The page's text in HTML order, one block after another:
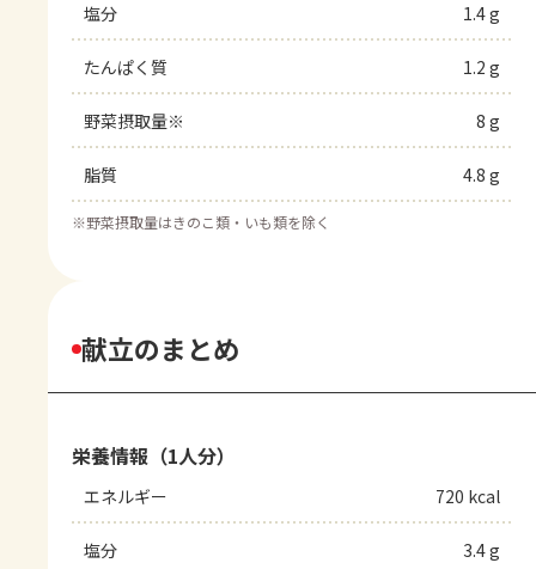
塩分 1.4 g
たんぱく質 1.2 g
野菜摂取量※ 8 g
脂質 4.8 g
※野菜摂取量はきのこ類・いも類を除く
献立のまとめ
栄養情報（1人分）
エネルギー 720 kcal
塩分 3.4 g